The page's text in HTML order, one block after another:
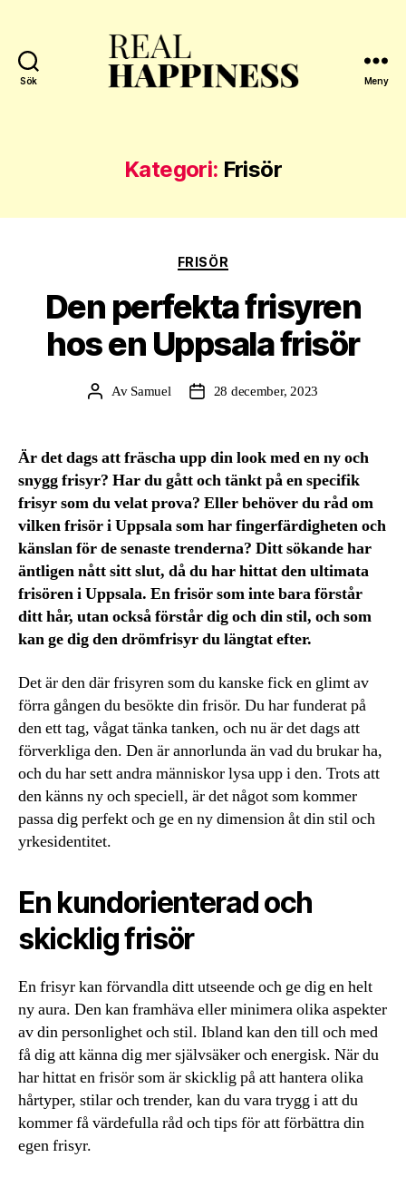
Sök Meny
Kategori: Frisör
Kategorier
FRISÖR
Den perfekta frisyren
hos en Uppsala frisör
Inläggsförfattare
Av Samuel Inläggsdatum
28 december, 2023
Är det dags att fräscha upp din look med en ny och
snygg frisyr? Har du gått och tänkt på en specifik
frisyr som du velat prova? Eller behöver du råd om
vilken frisör i Uppsala som har fingerfärdigheten och
känslan för de senaste trenderna? Ditt sökande har
äntligen nått sitt slut, då du har hittat den ultimata
frisören i Uppsala. En frisör som inte bara förstår
ditt hår, utan också förstår dig och din stil, och som
kan ge dig den drömfrisyr du längtat efter.
Det är den där frisyren som du kanske fick en glimt av
förra gången du besökte din frisör. Du har funderat på
den ett tag, vågat tänka tanken, och nu är det dags att
förverkliga den. Den är annorlunda än vad du brukar ha,
och du har sett andra människor lysa upp i den. Trots att
den känns ny och speciell, är det något som kommer
passa dig perfekt och ge en ny dimension åt din stil och
yrkesidentitet.
En kundorienterad och
skicklig frisör
En frisyr kan förvandla ditt utseende och ge dig en helt
ny aura. Den kan framhäva eller minimera olika aspekter
av din personlighet och stil. Ibland kan den till och med
få dig att känna dig mer självsäker och energisk. När du
har hittat en frisör som är skicklig på att hantera olika
hårtyper, stilar och trender, kan du vara trygg i att du
kommer få värdefulla råd och tips för att förbättra din
egen frisyr.